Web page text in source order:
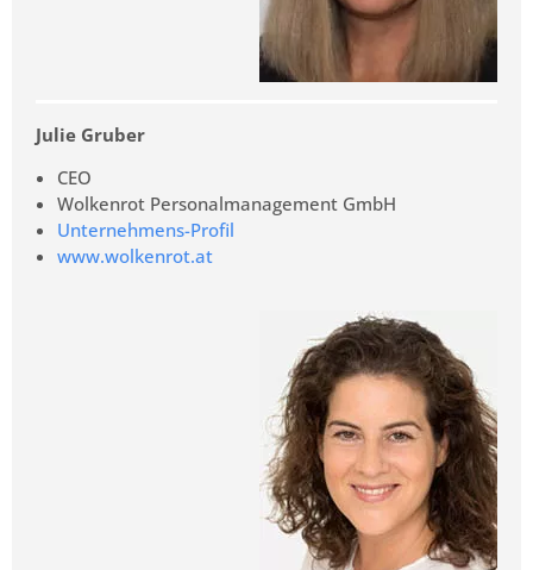
Julie Gruber
CEO
Wolkenrot Personalmanagement GmbH
Unternehmens-Profil
www.wolkenrot.at